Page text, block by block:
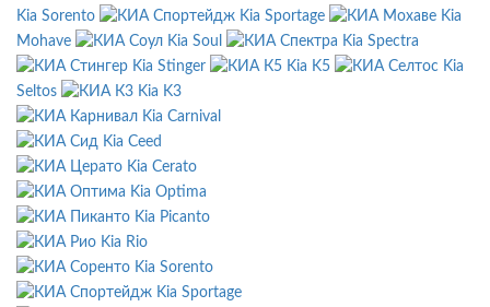
Kia Sorento Kia Sportage
Kia
Mohave
Kia Soul
Kia Spectra
Kia Stinger
Kia K5
Kia
Seltos
Kia K3
Kia Carnival
Kia Ceed
Kia Cerato
Kia Optima
Kia Picanto
Kia Rio
Kia Sorento
Kia Sportage